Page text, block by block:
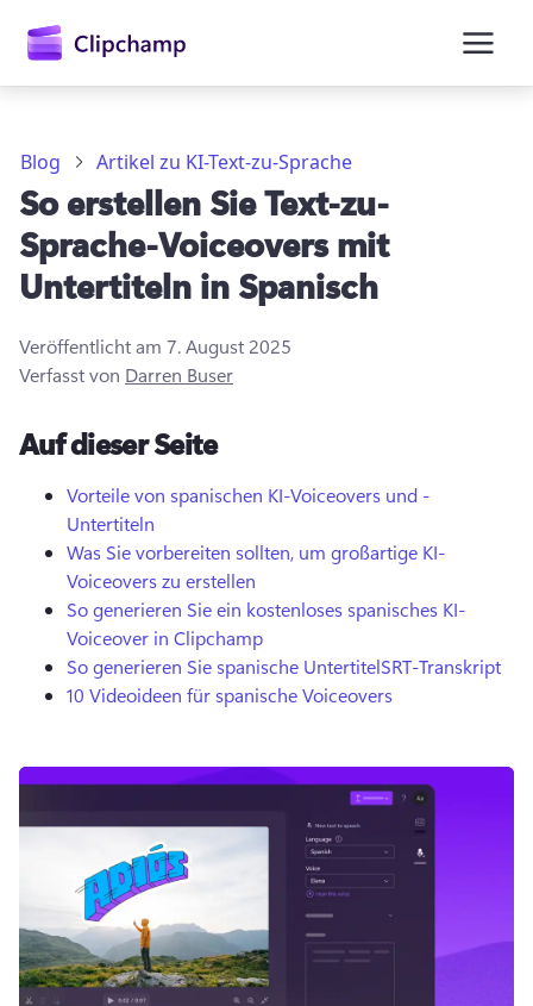
Anmelden
Kostenlos testen
Blog Artikel zu KI-Text-zu-Sprache
So erstellen Sie Text-zu-
Sprache-Voiceovers mit
Untertiteln in Spanisch
Veröffentlicht am 7. August 2025
Verfasst von Darren Buser
Auf dieser Seite
Vorteile von spanischen KI-Voiceovers und -
Untertiteln
Was Sie vorbereiten sollten, um großartige KI-
Voiceovers zu erstellen
So generieren Sie ein kostenloses spanisches KI-
Voiceover in Clipchamp
So generieren Sie spanische UntertitelSRT-Transkript
10 Videoideen für spanische Voiceovers